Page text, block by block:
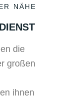
NÄHE
die
großen
ihnen